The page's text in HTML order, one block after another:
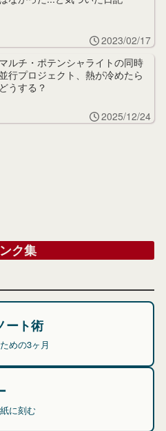
2023/02/17
マルチ・ポテンシャライトの同時
並行プロジェクト、熱が冷めたら
どうする？
2025/12/24
ク集
ート術
めの3ヶ月
に刻む